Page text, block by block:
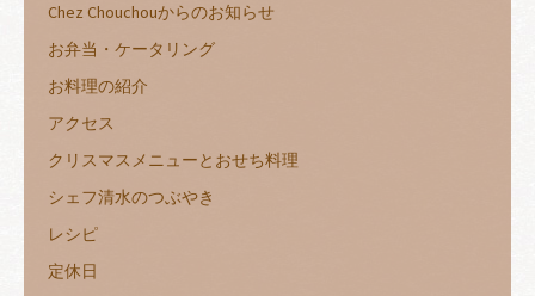
Chez Chouchouからのお知らせ
お弁当・ケータリング
お料理の紹介
アクセス
クリスマスメニューとおせち料理
シェフ清水のつぶやき
レシピ
定休日